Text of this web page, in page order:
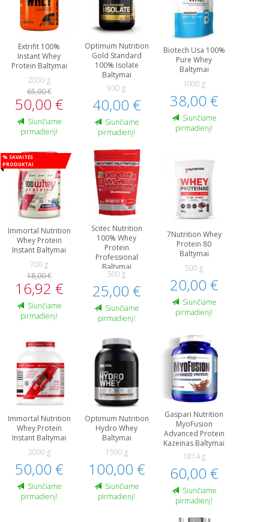
Extrifit 100%
Instant Whey
Protein Baltymai
2000 g
65,00 €
50,00 €
Siunčiame
pirmadienį!
Optimum Nutrition
Gold Standard
100% Isolate
Baltymai
930 g
40,00 €
Siunčiame
pirmadienį!
Biotech Usa 100%
Pure Whey
Baltymai
1000 g
38,00 €
Siunčiame
pirmadienį!
% Savaitės
produktai
Immortal Nutrition
Whey Protein
Instant Baltymai
700 g
18,00 €
16,92 €
Siunčiame
pirmadienį!
Scitec Nutrition
100% Whey
Protein
Professional
Baltymai
500 g
25,00 €
Siunčiame
pirmadienį!
7Nutrition Whey
Protein 80
Baltymai
500 g
20,00 €
Siunčiame
pirmadienį!
Immortal Nutrition
Whey Protein
Instant Baltymai
2000 g
50,00 €
Siunčiame
pirmadienį!
Optimum Nutrition
Hydro Whey
Baltymai
1590 g
100,00 €
Siunčiame
pirmadienį!
Gaspari Nutrition
MyoFusion
Advanced Protein
Kazeinas Baltymai
1814 g
60,00 €
Siunčiame
pirmadienį!